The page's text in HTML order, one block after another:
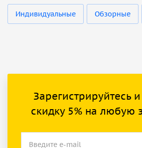
Индивидуальные Обзорные
Зарегистрируйтесь
скидку 5% на любую